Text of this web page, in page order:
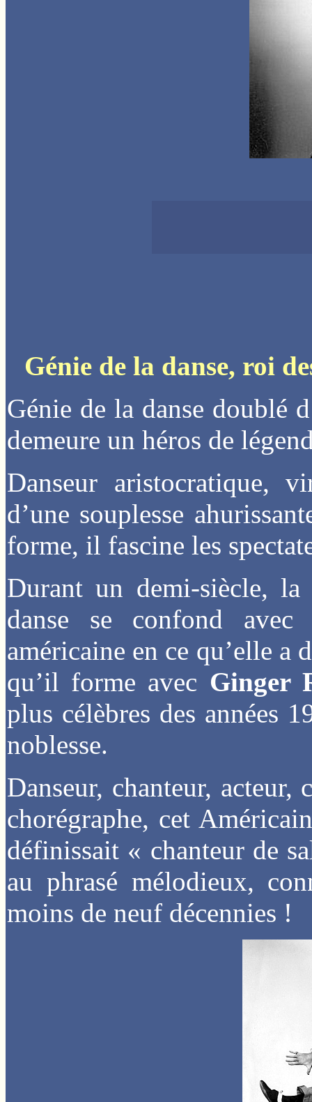
Génie de la danse, roi
Génie de la danse doublé
demeure un héros de
Danseur aristocratique,
d’une souplesse
forme, il fascine les
Durant un demi-siècle,
danse se confond
américaine en ce qu’elle a
qu’il forme avec Ginger
plus célèbres des années
noblesse.
Danseur, chanteur, acteur,
chorégraphe, cet
définissait « chanteur de
au phrasé mélodieux,
moins de neuf décennies !